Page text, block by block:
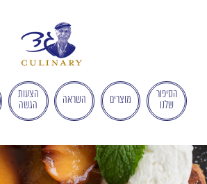
הישראלי
לְהַנְגָּשָׁת
אָתָרִים".
הַמְּסַיַּעַת
לִנְגִישׁוּת
הָאֲתָר.
הסיפור
שלנו
מוצרים השראה
הצעות
הגשה